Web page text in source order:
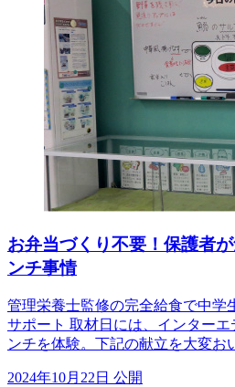
お弁当づくり不要！保護者
ンチ事情
管理栄養士監修の完全給食で中学
サポート 取材日には、インター
ンチを体験。下記の献立を大変
2024年10月22日 公開